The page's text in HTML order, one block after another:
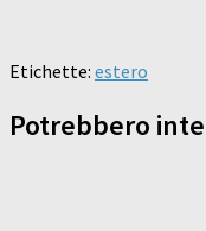
Etichette: estero
Potrebbero